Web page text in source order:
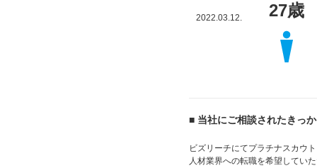
27歳
2022.03.12.
■ 当社にご相談されたきっ
ビズリーチにてプラチナスカウ
人材業界への転職を希望してい